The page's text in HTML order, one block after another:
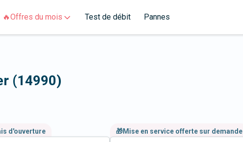
🔥Offres du mois Test de débit Pannes
(14990)
d'ouverture 🎁Mise en service offerte sur demande